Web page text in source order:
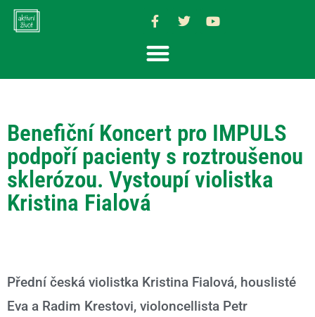
Benefiční Koncert pro IMPULS
podpoří pacienty s roztroušenou
sklerózou. Vystoupí violistka
Kristina Fialová
Přední česká violistka Kristina Fialová, houslisté
Eva a Radim Krestovi, violoncellista Petr